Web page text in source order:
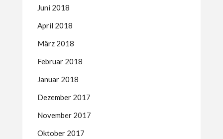
Juni 2018
April 2018
März 2018
Februar 2018
Januar 2018
Dezember 2017
November 2017
Oktober 2017